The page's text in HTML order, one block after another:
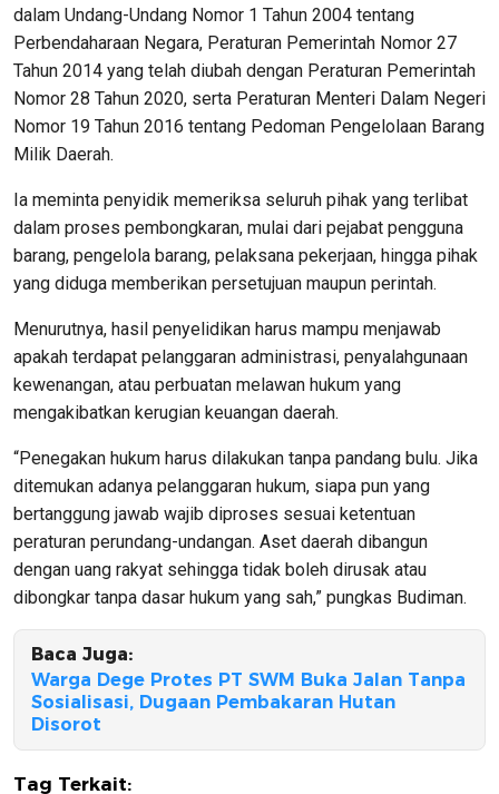
dalam Undang-Undang Nomor 1 Tahun 2004 tentang
Perbendaharaan Negara, Peraturan Pemerintah Nomor 27
Tahun 2014 yang telah diubah dengan Peraturan Pemerintah
Nomor 28 Tahun 2020, serta Peraturan Menteri Dalam Negeri
Nomor 19 Tahun 2016 tentang Pedoman Pengelolaan Barang
Milik Daerah.
Ia meminta penyidik memeriksa seluruh pihak yang terlibat
dalam proses pembongkaran, mulai dari pejabat pengguna
barang, pengelola barang, pelaksana pekerjaan, hingga pihak
yang diduga memberikan persetujuan maupun perintah.
Menurutnya, hasil penyelidikan harus mampu menjawab
apakah terdapat pelanggaran administrasi, penyalahgunaan
kewenangan, atau perbuatan melawan hukum yang
mengakibatkan kerugian keuangan daerah.
“Penegakan hukum harus dilakukan tanpa pandang bulu. Jika
ditemukan adanya pelanggaran hukum, siapa pun yang
bertanggung jawab wajib diproses sesuai ketentuan
peraturan perundang-undangan. Aset daerah dibangun
dengan uang rakyat sehingga tidak boleh dirusak atau
dibongkar tanpa dasar hukum yang sah,” pungkas Budiman.
Baca Juga:
Warga Dege Protes PT SWM Buka Jalan Tanpa
Sosialisasi, Dugaan Pembakaran Hutan
Disorot
Tag Terkait: